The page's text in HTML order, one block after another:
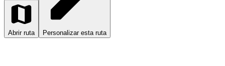
Abrir ruta Personalizar esta ruta